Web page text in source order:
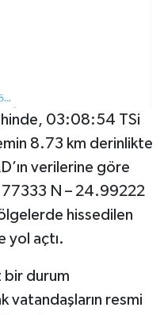
03:08:54 TSi
8.73 km derinlikte
verilerine göre
N – 24.99222
hissedilen
yol açtı.
bir durum
vatandaşların resmi